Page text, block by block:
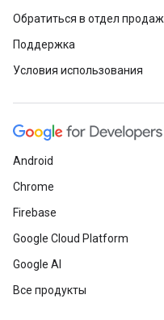
Обратиться в отдел продаж
Поддержка
Условия использования
Android
Chrome
Firebase
Google Cloud Platform
Google AI
Все продукты